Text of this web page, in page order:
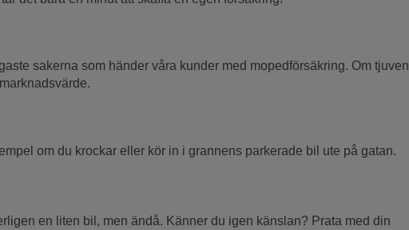
sakerna som händer våra kunder med mopedförsäkring. Om tjuven
om du krockar eller kör in i grannens parkerade bil ute på gatan.
en liten bil, men ändå. Känner du igen känslan? Prata med din